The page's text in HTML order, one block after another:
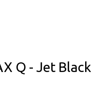
Q - Jet Black